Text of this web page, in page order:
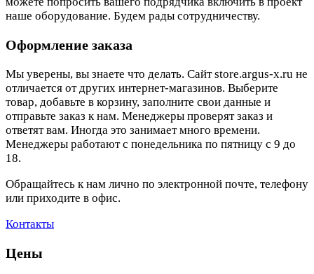
наше оборудование. Будем рады сотрудничеству.
Оформление заказа
Мы уверены, вы знаете что делать. Сайт store.argus-x.ru не
отличается от других интернет-магазинов. Выберите
товар, добавьте в корзину, заполните свои данные и
отправьте заказ к нам. Менеджеры проверят заказ и
ответят вам. Иногда это занимает много времени.
Менеджеры работают с понедельника по пятницу с 9 до
18.
Обращайтесь к нам лично по электронной почте, телефону
или приходите в офис.
Контакты
Цены